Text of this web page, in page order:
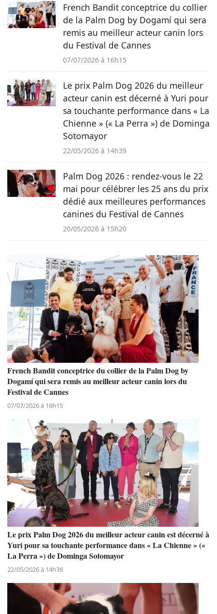
préférés.
French Bandit conceptrice du collier
de la Palm Dog by Dogamí qui sera
remis au meilleur acteur canin lors
du Festival de Cannes
07/07/2026 à 16h15
Le prix Palm Dog 2026 du meilleur
acteur canin est décerné à Yuri pour
sa touchante performance dans « La
Chienne » (« La Perra ») de Dominga
Sotomayor
22/05/2026 à 14h39
Palm Dog 2026 : rendez-vous le 22
mai pour célébrer les 25 ans du prix
dédié aux meilleures performances
canines du Festival de Cannes
20/05/2026 à 15h20
French Bandit conceptrice du collier de la Palm Dog by
Dogamí qui sera remis au meilleur acteur canin lors du
Festival de Cannes
07/07/2026 à 16h15
Le prix Palm Dog 2026 du meilleur acteur canin est décerné à
Yuri pour sa touchante performance dans « La Chienne » («
La Perra ») de Dominga Sotomayor
22/05/2026 à 14h39